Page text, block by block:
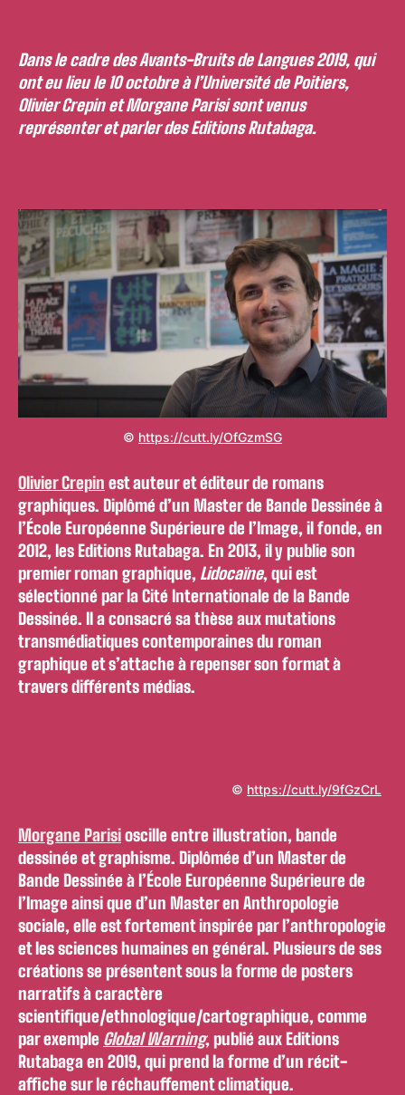
Dans le cadre des Avants-Bruits de Langues 2019, qui
ont eu lieu le 10 octobre à l’Université de Poitiers,
Olivier Crepin et Morgane Parisi sont venus
représenter et parler des Editions Rutabaga.
© https://cutt.ly/OfGzmSG
Olivier Crepin est auteur et éditeur de romans
graphiques. Diplômé d’un Master de Bande Dessinée à
l’École Européenne Supérieure de l’Image, il fonde, en
2012, les Editions Rutabaga. En 2013, il y publie son
premier roman graphique, Lidocaïne, qui est
sélectionné par la Cité Internationale de la Bande
Dessinée. Il a consacré sa thèse aux mutations
transmédiatiques contemporaines du roman
graphique et s’attache à repenser son format à
travers différents médias.
© https://cutt.ly/9fGzCrL
Morgane Parisioscille entre illustration, bande
dessinée et graphisme. Diplômée d’un Master de
Bande Dessinée à l’École Européenne Supérieure de
l’Image ainsi que d’un Master en Anthropologie
sociale, elle est fortement inspirée par l’anthropologie
et les sciences humaines en général. Plusieurs de ses
créations se présentent sous la forme de posters
narratifs à caractère
scientifique/ethnologique/cartographique, comme
par exemple Global Warning, publié aux Editions
Rutabaga en 2019, qui prend la forme d’un récit-
affiche sur le réchauffement climatique.